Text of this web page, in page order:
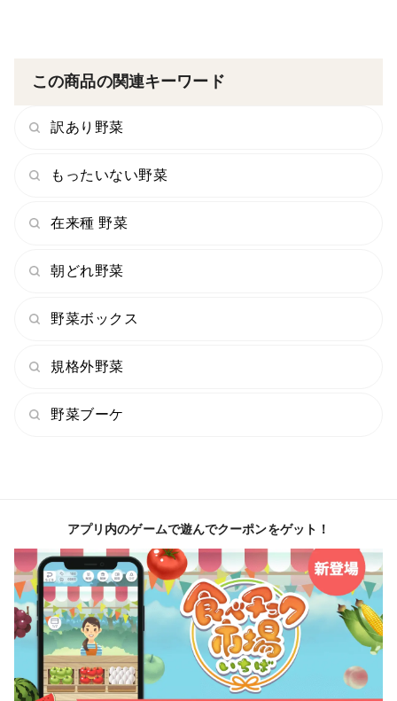
この商品の関連キーワード
訳あり野菜
もったいない野菜
在来種 野菜
朝どれ野菜
野菜ボックス
規格外野菜
野菜ブーケ
アプリ内のゲームで遊んでクーポンをゲット！